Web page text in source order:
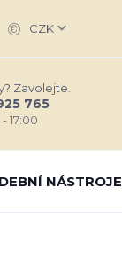
CZK
Zavolejte.
765
17:00
NÁSTROJE